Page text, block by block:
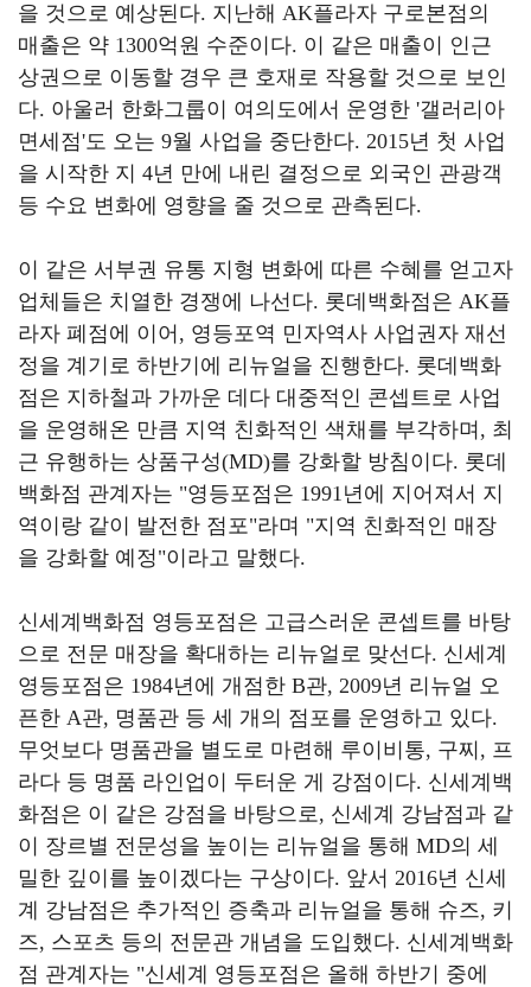
을 것으로 예상된다. 지난해 AK플라자 구로본점의
매출은 약 1300억원 수준이다. 이 같은 매출이 인근
상권으로 이동할 경우 큰 호재로 작용할 것으로 보인
다. 아울러 한화그룹이 여의도에서 운영한 '갤러리아
면세점'도 오는 9월 사업을 중단한다. 2015년 첫 사업
을 시작한 지 4년 만에 내린 결정으로 외국인 관광객
등 수요 변화에 영향을 줄 것으로 관측된다.
이 같은 서부권 유통 지형 변화에 따른 수혜를 얻고자
업체들은 치열한 경쟁에 나선다. 롯데백화점은 AK플
라자 폐점에 이어 , 영등포역 민자역사 사업권자 재선
정을 계기로 하반기에 리뉴얼을 진행한다. 롯데백화
점은 지하철과 가까운 데다 대중적인 콘셉트로 사업
을 운영해온 만큼 지역 친화적인 색채를 부각하며 , 최
근 유행하는 상품구성(MD)를 강화할 방침이다. 롯데
백화점 관계자는 "영등포점은 1991년에 지어져서 지
역이랑 같이 발전한 점포"라며 "지역 친화적인 매장
을 강화할 예정"이라고 말했다.
신세계백화점 영등포점은 고급스러운 콘셉트를 바탕
으로 전문 매장을 확대하는 리뉴얼로 맞선다. 신세계
영등포점은 1984년에 개점한 B관, 2009년 리뉴얼 오
픈한 A관, 명품관 등 세 개의 점포를 운영하고 있다.
무엇보다 명품관을 별도로 마련해 루이비통, 구찌 , 프
라다 등 명품 라인업이 두터운 게 강점이다. 신세계백
화점은 이 같은 강점을 바탕으로, 신세계 강남점과 같
이 장르별 전문성을 높이는 리뉴얼을 통해 MD의 세
밀한 깊이를 높이겠다는 구상이다. 앞서 2016년 신세
계 강남점은 추가적인 증축과 리뉴얼을 통해 슈즈, 키
즈, 스포츠 등의 전문관 개념을 도입했다. 신세계백화
점 관계자는 "신세계 영등포점은 올해 하반기 중에